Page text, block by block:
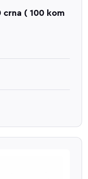
crna ( 100 kom